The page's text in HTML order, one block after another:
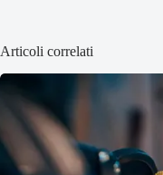
Articoli correlati